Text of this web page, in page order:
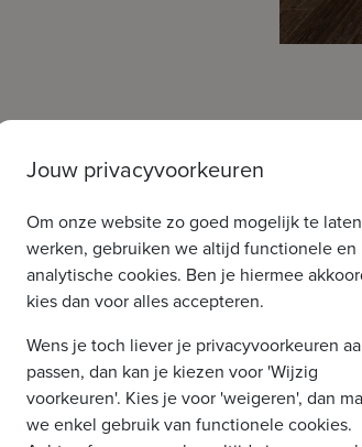
Jouw privacyvoorkeuren
Om onze website zo goed mogelijk te laten
werken, gebruiken we altijd functionele en
analytische cookies. Ben je hiermee
kies dan voor alles accepteren.
Wens je toch liever je privacyvoorkeuren
passen, dan kan je kiezen voor 'Wijzig
voorkeuren'. Kies je voor 'weigeren', dan
we enkel gebruik van functionele cookies.